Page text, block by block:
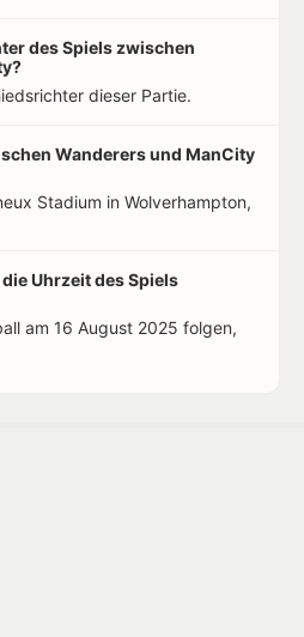
des Spiels zwischen
dieser Partie.
Wanderers und ManCity
Stadium in Wolverhampton,
Uhrzeit des Spiels
am 16 August 2025 folgen,